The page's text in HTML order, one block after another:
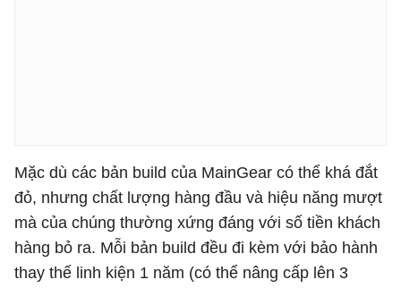
Mặc dù các bản build của MainGear có thể khá đắt
đỏ, nhưng chất lượng hàng đầu và hiệu năng mượt
mà của chúng thường xứng đáng với số tiền khách
hàng bỏ ra. Mỗi bản build đều đi kèm với bảo hành
thay thế linh kiện 1 năm (có thể nâng cấp lên 3